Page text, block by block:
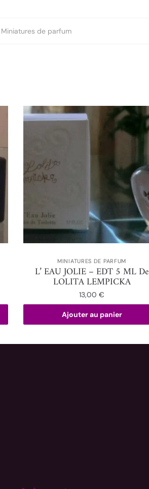
Miniatures de parfum
MINIATURES DE PARFUM
L’ EAU JOLIE – EDT 5 ML De
LOLITA LEMPICKA
13,00€
Ajouter au panier